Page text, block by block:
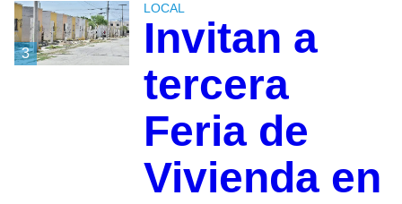
3
LOCAL
Invitan a
tercera
Feria de
Vivienda en